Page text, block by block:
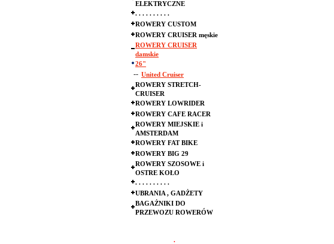
ELEKTRYCZNE
. . . . . . . . . .
ROWERY CUSTOM
ROWERY CRUISER męskie
ROWERY CRUISER
damskie
26"
-- United Cruiser
ROWERY STRETCH-
CRUISER
ROWERY LOWRIDER
ROWERY CAFE RACER
ROWERY MIEJSKIE i
AMSTERDAM
ROWERY FAT BIKE
ROWERY BIG 29
ROWERY SZOSOWE i
OSTRE KOŁO
. . . . . . . . . .
UBRANIA , GADŻETY
BAGAŻNIKI DO
PRZEWOZU ROWERÓW
.